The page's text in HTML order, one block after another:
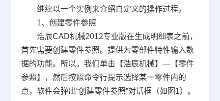
继续以一个实例来介绍自定义的操作过程。
1、创建零件参照
浩辰CAD机械2012专业版在生成明细表之前，
首先需要创建零件参照。提供为零部件特性输入数
据的功能。所以，我们单击【浩辰机械】—【零件
参照】，然后按照命令行提示选择某一零件内的
点，软件会弹出“创建零件参照”对话框（如图 1）。